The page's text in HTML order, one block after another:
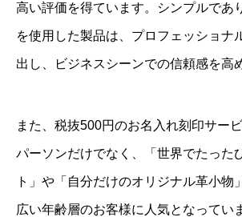
高い評価を得ています。シンプルであ
を使用した製品は、プロフェッショナ
出し、ビジネスシーンでの信頼感を高
また、税抜500円のお名入れ刻印サー
パーソンだけでなく、「世界でたった
ト」や「自分だけのオリジナル革小物
広い年齢層のお客様に人気となってい